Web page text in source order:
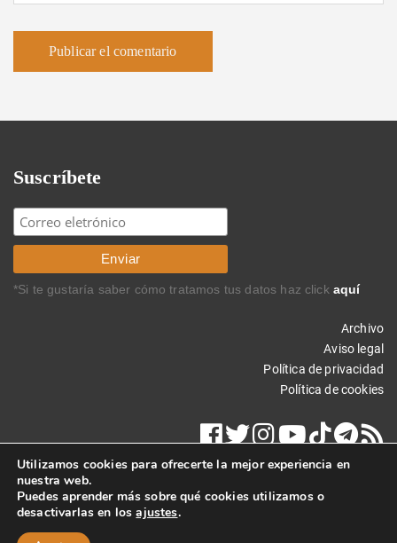
Suscríbete
*Si te gustaría saber cómo tratamos tus datos haz click aquí
Archivo
Aviso legal
Política de privacidad
Política de cookies
Copyright © 2015 Carlos Rodríguez Braun. Todos los derechos
reservados.
Utilizamos cookies para ofrecerte la mejor experiencia en
nuestra web.
Puedes aprender más sobre qué cookies utilizamos o
desactivarlas en losajustes.